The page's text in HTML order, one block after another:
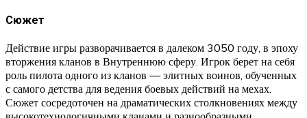
Сюжет
Действие игры разворачивается в далеком 3050 году, в эпоху
вторжения кланов в Внутреннюю сферу. Игрок берет на себя
роль пилота одного из кланов — элитных воинов, обученных
с самого детства для ведения боевых действий на мехах.
Сюжет сосредоточен на драматических столкновениях между